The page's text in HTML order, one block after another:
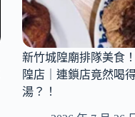
豆
花
店
｜
顛
傳
新竹城隍廟排隊美食
隍店｜連鎖店竟然喝
湯？！